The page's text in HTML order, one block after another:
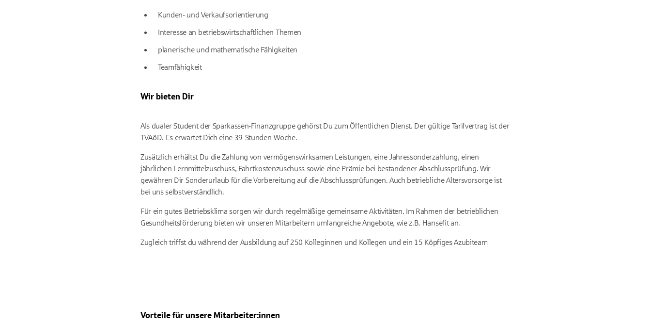
Kunden- und Verkaufsorientierung
Interesse an betriebswirtschaftlichen Themen
planerische und mathematische Fähigkeiten
Teamfähigkeit
Wir bieten Dir
Als dualer Student der Sparkassen-Finanzgruppe gehörst Du zum Öffentlichen Dienst. Der gültige Tarifvertrag ist der
TVAöD. Es erwartet Dich eine 39-Stunden-Woche.
Zusätzlich erhältst Du die Zahlung von vermögenswirksamen Leistungen, eine Jahressonderzahlung, einen
jährlichen Lernmittelzuschuss, Fahrtkostenzuschuss sowie eine Prämie bei bestandener Abschlussprüfung. Wir
gewähren Dir Sonderurlaub für die Vorbereitung auf die Abschlussprüfungen. Auch betriebliche Altersvorsorge ist
bei uns selbstverständlich.
Für ein gutes Betriebsklima sorgen wir durch regelmäßige gemeinsame Aktivitäten. Im Rahmen der betrieblichen
Gesundheitsförderung bieten wir unseren Mitarbeitern umfangreiche Angebote, wie z.B. Hansefit an.
Zugleich triffst du während der Ausbildung auf 250 Kolleginnen und Kollegen und ein 15 Köpfiges Azubiteam
Vorteile für unsere Mitarbeiter:innen